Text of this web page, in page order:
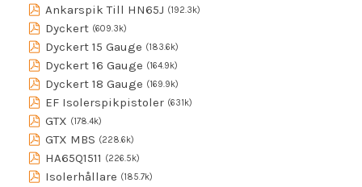
Ankarspik Till HN65J (192.3k)
Dyckert (609.3k)
Dyckert 15 Gauge (183.6k)
Dyckert 16 Gauge (164.9k)
Dyckert 18 Gauge (169.9k)
EF Isolerspikpistoler (631k)
GTX (178.4k)
GTX MBS (228.6k)
HA65Q1511 (226.5k)
Isolerhållare (185.7k)